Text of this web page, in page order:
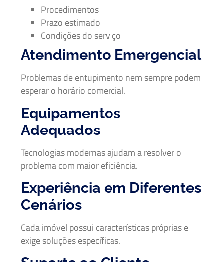
Procedimentos
Prazo estimado
Condições do serviço
Atendimento Emergencial
Problemas de entupimento nem sempre podem
esperar o horário comercial.
Equipamentos
Adequados
Tecnologias modernas ajudam a resolver o
problema com maior eficiência.
Experiência em Diferentes
Cenários
Cada imóvel possui características próprias e
exige soluções específicas.